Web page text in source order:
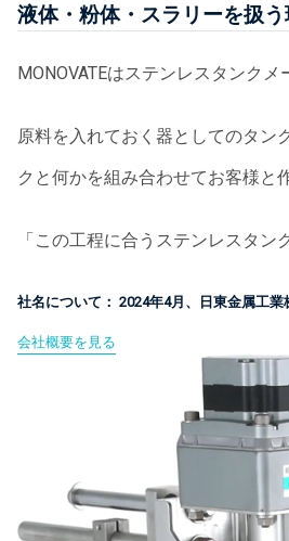
液体・粉体・スラリーを扱
MONOVATEはステンレスタンクメ
原料を入れておく器としてのタン
クと何かを組み合わせてお客様と
「この工程に合うステンレスタ
社名について： 2024年4月、日東金属工
会社概要を見る